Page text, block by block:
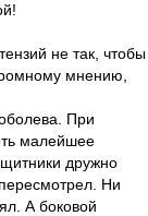
не так, чтобы
мнению,
При
малейшее
дружно
Ни
А боковой